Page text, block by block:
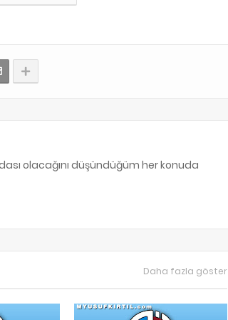
olacağını düşündüğüm her konuda
Daha fazla göster